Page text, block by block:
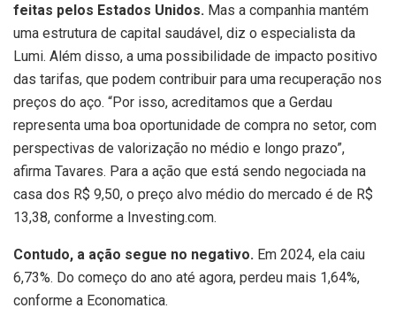
feitas pelos Estados Unidos. Mas a companhia mantém
uma estrutura de capital saudável, diz o especialista da
Lumi. Além disso, a uma possibilidade de impacto positivo
das tarifas, que podem contribuir para uma recuperação nos
preços do aço. “Por isso, acreditamos que a Gerdau
representa uma boa oportunidade de compra no setor, com
perspectivas de valorização no médio e longo prazo”,
afirma Tavares. Para a ação que está sendo negociada na
casa dos R$ 9,50, o preço alvo médio do mercado é de R$
13,38, conforme a Investing.com.
Contudo, a ação segue no negativo. Em 2024, ela caiu
6,73%. Do começo do ano até agora, perdeu mais 1,64%,
conforme a Economatica.